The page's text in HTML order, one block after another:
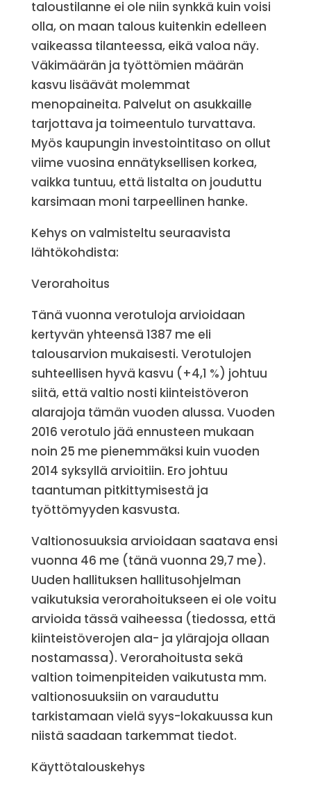
taloustilanne ei ole niin synkkä kuin voisi
olla, on maan talous kuitenkin edelleen
vaikeassa tilanteessa, eikä valoa näy.
Väkimäärän ja työttömien määrän
kasvu lisäävät molemmat
menopaineita. Palvelut on asukkaille
tarjottava ja toimeentulo turvattava.
Myös kaupungin investointitaso on ollut
viime vuosina ennätyksellisen korkea,
vaikka tuntuu, että listalta on jouduttu
karsimaan moni tarpeellinen hanke.
Kehys on valmisteltu seuraavista
lähtökohdista:
Verorahoitus
Tänä vuonna verotuloja arvioidaan
kertyvän yhteensä 1387 me eli
talousarvion mukaisesti. Verotulojen
suhteellisen hyvä kasvu (+4,1 %) johtuu
siitä, että valtio nosti kiinteistöveron
alarajoja tämän vuoden alussa. Vuoden
2016 verotulo jää ennusteen mukaan
noin 25 me pienemmäksi kuin vuoden
2014 syksyllä arvioitiin. Ero johtuu
taantuman pitkittymisestä ja
työttömyyden kasvusta.
Valtionosuuksia arvioidaan saatava ensi
vuonna 46 me (tänä vuonna 29,7 me).
Uuden hallituksen hallitusohjelman
vaikutuksia verorahoitukseen ei ole voitu
arvioida tässä vaiheessa (tiedossa, että
kiinteistöverojen ala- ja ylärajoja ollaan
nostamassa). Verorahoitusta sekä
valtion toimenpiteiden vaikutusta mm.
valtionosuuksiin on varauduttu
tarkistamaan vielä syys-lokakuussa kun
niistä saadaan tarkemmat tiedot.
Käyttötalouskehys